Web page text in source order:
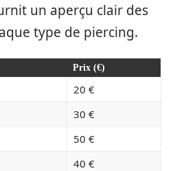
un aperçu clair des
type de piercing.
Prix (€)
20 €
30 €
50 €
40 €